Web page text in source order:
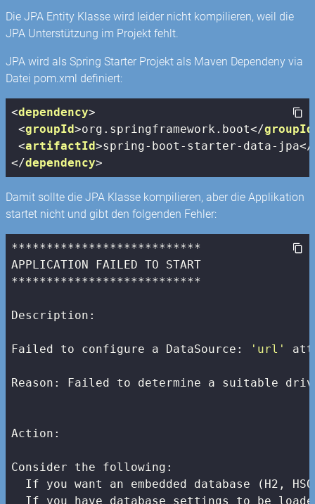
Die JPA Entity Klasse wird leider nicht kompilieren, weil die
JPA Unterstützung im Projekt fehlt.
JPA wird als Spring Starter Projekt als Maven Dependeny via
Datei pom.xml definiert:
<dependency>
<groupId>org.springframework.boot</groupId
<artifactId>spring-boot-starter-data-jpa</
</dependency>
Damit sollte die JPA Klasse kompilieren, aber die Applikation
startet nicht und gibt den folgenden Fehler:
***************************
APPLICATION FAILED TO START
***************************
Description:
Failed to configure a DataSource: 'url'
Reason: Failed to determine a suitable
Action:
Consider the following:
If you want an embedded database (H2,
If you have database settings to be